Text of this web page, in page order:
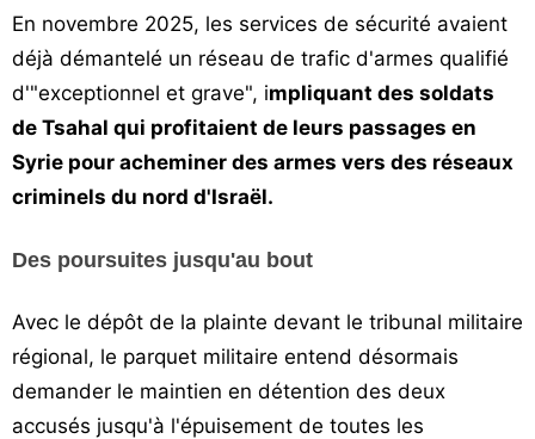
En novembre 2025, les services de sécurité avaient
déjà démantelé un réseau de trafic d'armes qualifié
d'"exceptionnel et grave", impliquant des soldats
de Tsahal qui profitaient de leurs passages en
Syrie pour acheminer des armes vers des réseaux
criminels du nord d'Israël.
Des poursuites jusqu'au bout
Avec le dépôt de la plainte devant le tribunal militaire
régional, le parquet militaire entend désormais
demander le maintien en détention des deux
accusés jusqu'à l'épuisement de toutes les